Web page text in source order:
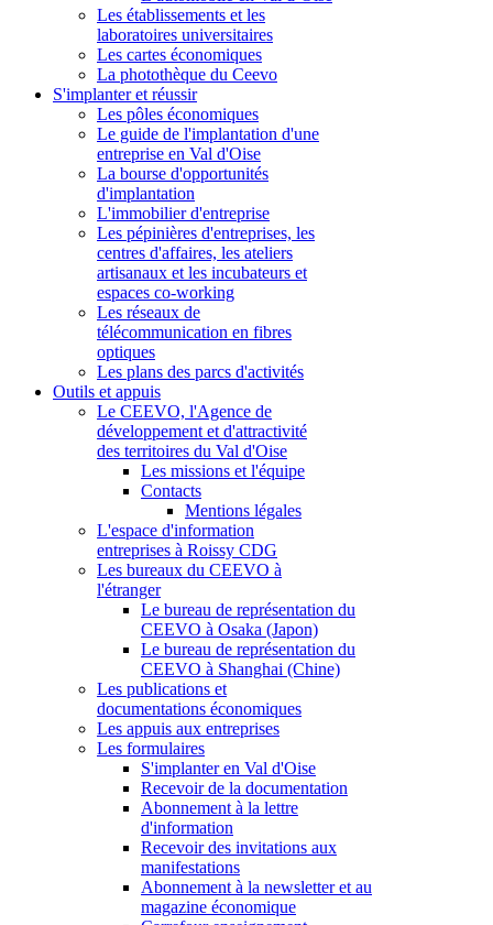
Les établissements et les
laboratoires universitaires
Les cartes économiques
La photothèque du Ceevo
S'implanter et réussir
Les pôles économiques
Le guide de l'implantation d'une
entreprise en Val d'Oise
La bourse d'opportunités
d'implantation
L'immobilier d'entreprise
Les pépinières d'entreprises, les
centres d'affaires, les ateliers
artisanaux et les incubateurs et
espaces co-working
Les réseaux de
télécommunication en fibres
optiques
Les plans des parcs d'activités
Outils et appuis
Le CEEVO, l'Agence de
développement et d'attractivité
des territoires du Val d'Oise
Les missions et l'équipe
Contacts
Mentions légales
L'espace d'information
entreprises à Roissy CDG
Les bureaux du CEEVO à
l'étranger
Le bureau de représentation du
CEEVO à Osaka (Japon)
Le bureau de représentation du
CEEVO à Shanghai (Chine)
Les publications et
documentations économiques
Les appuis aux entreprises
Les formulaires
S'implanter en Val d'Oise
Recevoir de la documentation
Abonnement à la lettre
d'information
Recevoir des invitations aux
manifestations
Abonnement à la newsletter et au
magazine économique